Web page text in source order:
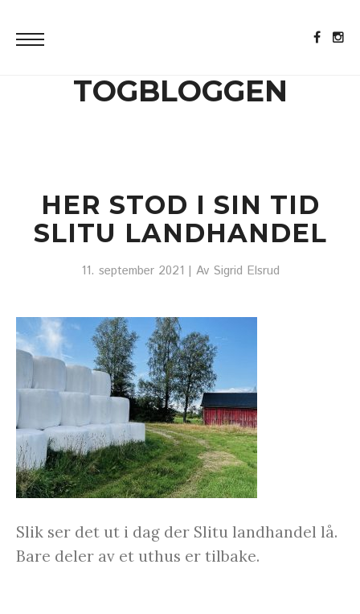
TOGBLOGGEN
HER STOD I SIN TID
SLITU LANDHANDEL
11. september 2021 | Av Sigrid Elsrud
Slik ser det ut i dag der Slitu landhandel lå.
Bare deler av et uthus er tilbake.